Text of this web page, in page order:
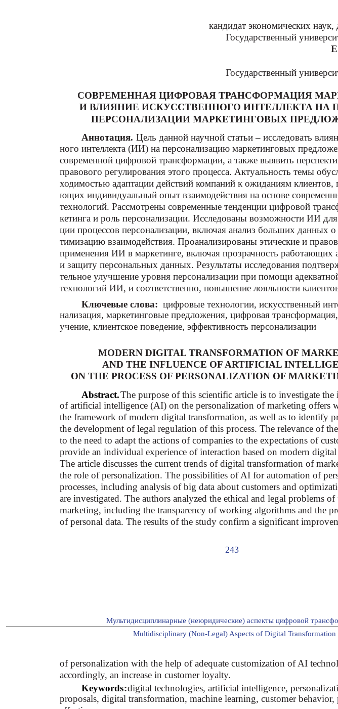
243
кандидат экономических наук,
Государственный
Государственный
СОВРЕМЕННАЯ ЦИФРОВАЯ ТРАНСФОРМАЦИЯ
И ВЛИЯНИЕ ИСКУССТВЕННОГО ИНТЕЛЛЕКТА НА
ПЕРСОНАЛИЗАЦИИ МАРКЕТИНГОВЫХ
Аннотация. Цель данной научной статьи – исследовать
ного интеллекта (ИИ) на персонализацию маркетинговых
современной цифровой трансформации, а также выявить
правового регулирования этого процесса. Актуальность темы
ходимостью адаптации действий компаний к ожиданиям клиентов,
ющих индивидуальный опыт взаимодействия на основе
технологий. Рассмотрены современные тенденции цифровой
кетинга и роль персонализации. Исследованы возможности ИИ для
ции процессов персонализации, включая анализ больших данных
тимизацию взаимодействия. Проанализированы этические и
применения ИИ в маркетинге, включая прозрачность работающих
и защиту персональных данных. Результаты исследования
тельное улучшение уровня персонализации при помощи
технологий ИИ, и соответственно, повышение лояльности
Ключевые слова: цифровые технологии, искусственный
нализация, маркетинговые предложения, цифровая
учение, клиентское поведение, эффективность персонализации
MODERN DIGITAL TRANSFORMATION OF
AND THE INFLUENCE OF ARTIFICIAL
ON THE PROCESS OF PERSONALIZATION OF
Abstract.The purpose of this scientific article is to investigate the
of artificial intelligence (AI) on the personalization of marketing offers
the framework of modern digital transformation, as well as to identify
the development of legal regulation of this process. The relevance of
to the need to adapt the actions of companies to the expectations of
provide an individual experience of interaction based on modern
The article discusses the current trends of digital transformation of
the role of personalization. The possibilities of AI for automation of
processes, including analysis of big data about customers and
are investigated. The authors analyzed the ethical and legal problems
marketing, including the transparency of working algorithms and the
of personal data. The results of the study confirm a significant
Мультидисциплинарные (неюридические) аспекты цифровой
Multidisciplinary (Non-Legal) Aspects оf Digital Transformation
of personalization with the help of adequate customization of AI
accordingly, an increase in customer loyalty.
Keywords:digital technologies, artificial intelligence,
proposals, digital transformation, machine learning, customer behavior,